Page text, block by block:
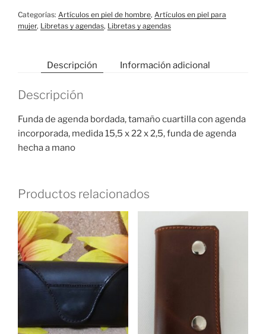
Categorías: Artículos en piel de hombre, Artículos en piel para
mujer, Libretas y agendas, Libretas y agendas
Descripción Información adicional
Descripción
Funda de agenda bordada, tamaño cuartilla con agenda
incorporada, medida 15,5 x 22 x 2,5, funda de agenda
hecha a mano
Productos relacionados